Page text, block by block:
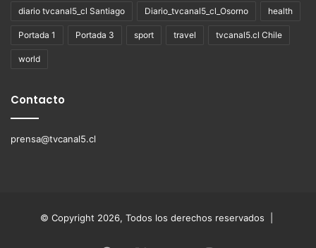
diario tvcanal5_cl Santiago Diario_tvcanal5_cl_Osorno health
Portada 1 Portada 3 sport travel tvcanal5.cl Chile
world
Contacto
prensa@tvcanal5.cl
© Copyright 2026, Todos los derechos reservados |